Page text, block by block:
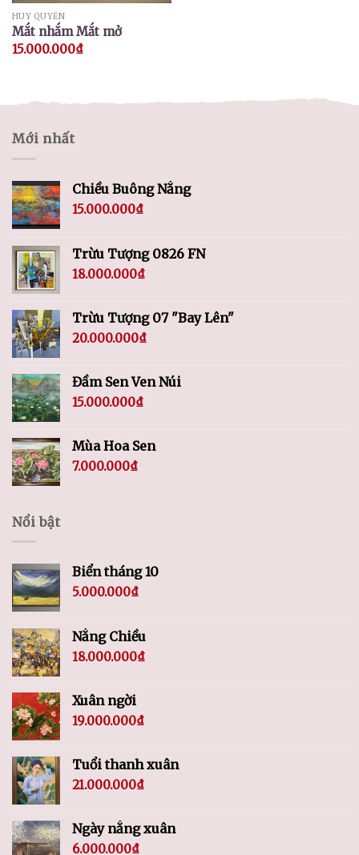
HUY QUYỂN
Mắt nhắm Mắt mở
15.000.000₫
Mới nhất
Chiều Buông Nắng
15.000.000₫
Trừu Tượng 0826 FN
18.000.000₫
Trừu Tượng 07 "Bay Lên"
20.000.000₫
Đầm Sen Ven Núi
15.000.000₫
Mùa Hoa Sen
7.000.000₫
Nổi bật
Biển tháng 10
5.000.000₫
Nắng Chiều
18.000.000₫
Xuân ngời
19.000.000₫
Tuổi thanh xuân
21.000.000₫
Ngày nắng xuân
6.000.000₫